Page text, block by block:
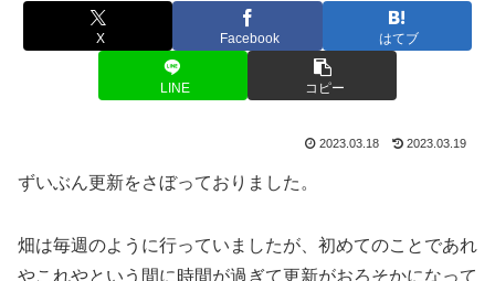
X Facebook はてブ
LINE コピー
2023.03.18 2023.03.19
ずいぶん更新をさぼっておりました。
畑は毎週のように行っていましたが、初めてのことであれ
やこれやという間に時間が過ぎて更新がおろそかになって